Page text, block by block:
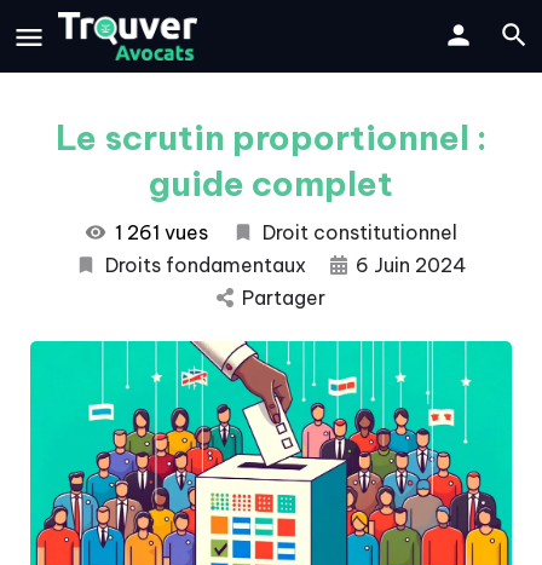
Le scrutin proportionnel :
guide complet
1 261 vues
Droit constitutionnel
Droits fondamentaux
6 Juin 2024
Partager